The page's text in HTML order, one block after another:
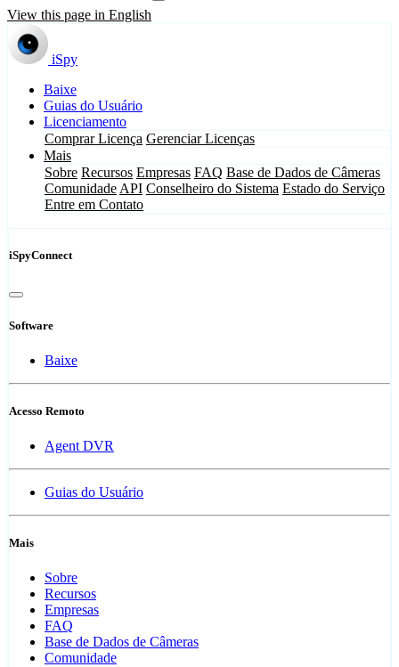
View this page in English
iSpy
Baixe
Guias do Usuário
Licenciamento
Comprar Licença Gerenciar Licenças
Mais
Sobre Recursos Empresas FAQ Base de Dados de Câmeras
Comunidade API Conselheiro do Sistema Estado do Serviço
Entre em Contato
iSpyConnect
Software
Baixe
Acesso Remoto
Agent DVR
Guias do Usuário
Mais
Sobre
Recursos
Empresas
FAQ
Base de Dados de Câmeras
Comunidade